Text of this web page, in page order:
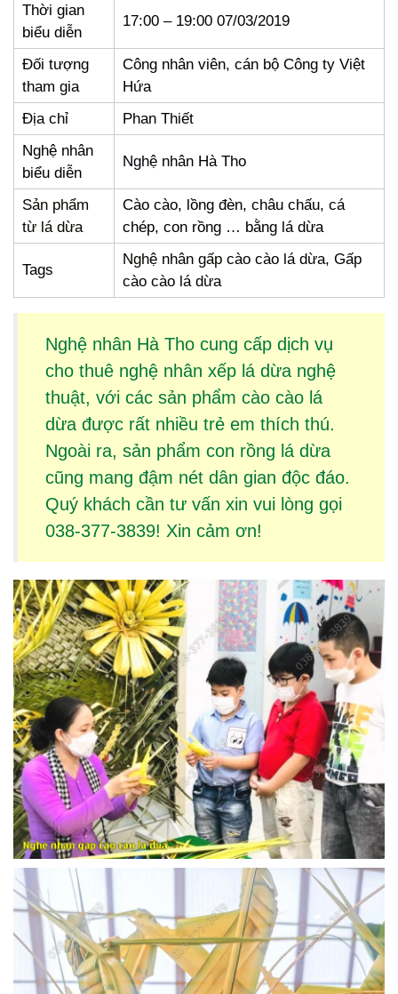
Thời gian
biểu diễn
17:00 – 19:00 07/03/2019
Đối tượng
tham gia
Công nhân viên, cán bộ Công ty Việt
Hứa
Địa chỉ
Phan Thiết
Nghệ nhân
biểu diễn
Nghệ nhân Hà Tho
Sản phẩm
từ lá dừa
Cào cào, lồng đèn, châu chấu, cá
chép, con rồng … bằng lá dừa
Tags
Nghệ nhân gấp cào cào lá dừa, Gấp
cào cào lá dừa
Nghệ nhân Hà Tho cung cấp dịch vụ
cho thuê nghệ nhân xếp lá dừanghệ
thuật, với các sản phẩm cào cào lá
dừađược rất nhiều trẻ em thích thú.
Ngoài ra, sản phẩm con rồng lá dừa
cũng mang đậm nét dân gian độc đáo.
Quý khách cần tư vấn xin vui lòng gọi
038-377-3839! Xin cảm ơn!